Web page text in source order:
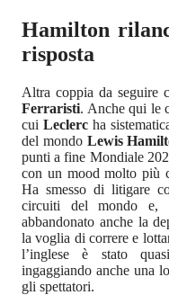
Hamilton
risposta
Altra coppia da seguire
Ferraristi. Anche qui le
cui Leclerc ha
del mondo Lewis
punti a fine Mondiale
con un mood molto più
Ha smesso di litigare
circuiti del mondo e,
abbandonato anche la
la voglia di correre e
l’inglese è stato
ingaggiando anche una
gli spettatori.